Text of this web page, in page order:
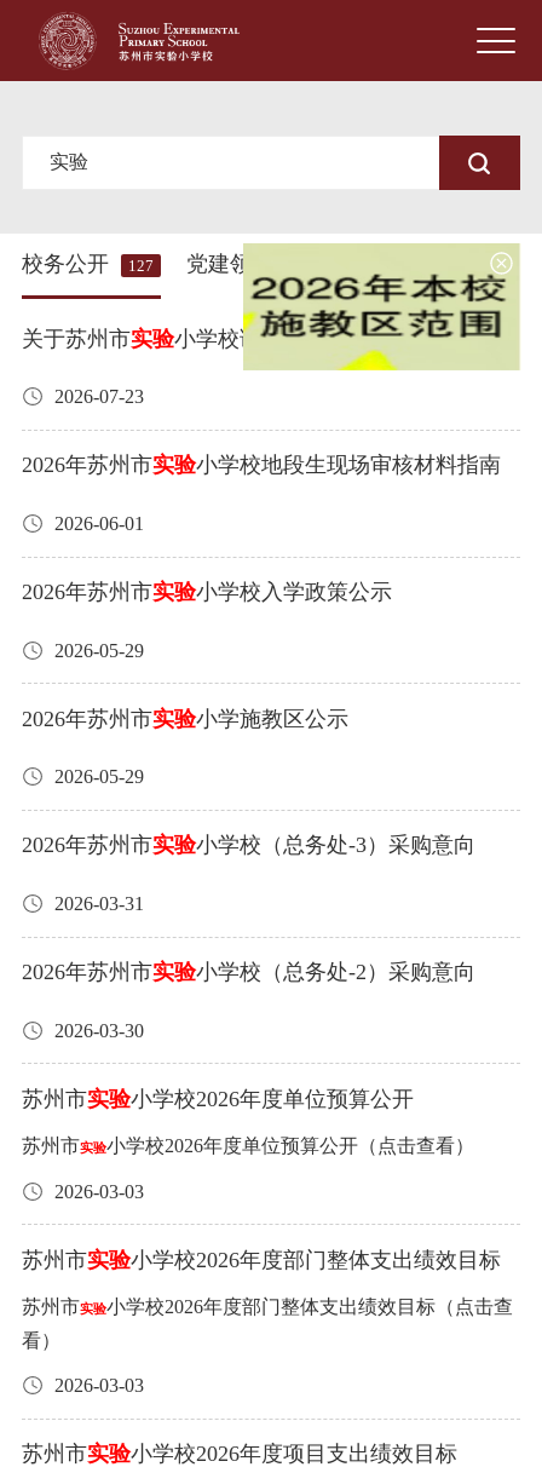
校务公开 127 党建领航 菁
关于苏州市实验小学校诚聘财务及器材等管理员的
2026-07-23
2026年苏州市实验小学校地段生现场审核材料指南
2026-06-01
2026年苏州市实验小学校入学政策公示
2026-05-29
2026年苏州市实验小学施教区公示
2026-05-29
2026年苏州市实验小学校（总务处-3）采购意向
2026-03-31
2026年苏州市实验小学校（总务处-2）采购意向
2026-03-30
苏州市实验小学校2026年度单位预算公开
苏州市实验小学校2026年度单位预算公开（点击查看）
2026-03-03
苏州市实验小学校2026年度部门整体支出绩效目标
苏州市实验小学校2026年度部门整体支出绩效目标（点击查
看）
2026-03-03
苏州市实验小学校2026年度项目支出绩效目标